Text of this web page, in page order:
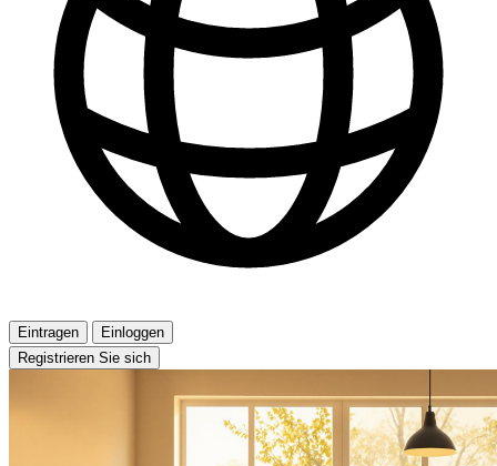
Eintragen
Einloggen
Registrieren Sie sich